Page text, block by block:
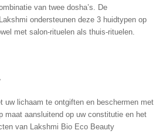
van twee dosha’s.
De
ondersteunen deze 3 huidtypen op
met salon-rituelen als thuis-rituelen.
uw lichaam te ontgiften en beschermen met
maat aansluitend op uw constitutie en het
van Lakshmi Bio Eco Beauty